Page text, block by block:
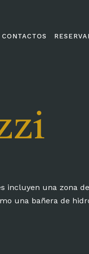
CONTACTOS
incluyen una zona
una bañera de
CONTACTOS